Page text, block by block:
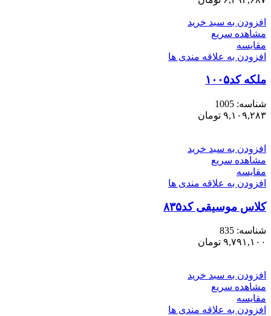
افزودن به سبد خرید
مشاهده سریع
مقایسه
افزودن به علاقه مندی ها
ملکه کد۱۰۰۵
شناسه: 1005
۹,۱۰۹,۲۸۳ تومان
افزودن به سبد خرید
مشاهده سریع
مقایسه
افزودن به علاقه مندی ها
کلاس موسیقی کد۸۳۵
شناسه: 835
۹,۷۹۱,۱۰۰ تومان
افزودن به سبد خرید
مشاهده سریع
مقایسه
افزودن به علاقه مندی ها